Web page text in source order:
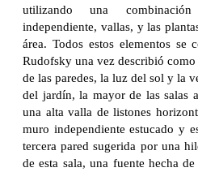
utilizando una
independiente, vallas, y las
área. Todos estos elementos se
Rudofsky una vez describió
de las paredes, la luz del sol y la
del jardín, la mayor de las salas
una alta valla de listones
muro independiente estucado y
tercera pared sugerida por una
de esta sala, una fuente hecha